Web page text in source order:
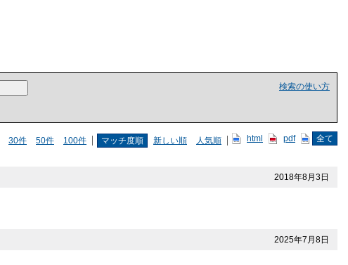
検索の使い方
30件 50件 100件 マッチ度順 新しい順 人気順 html pdf 全て
2018年8月3日
2025年7月8日